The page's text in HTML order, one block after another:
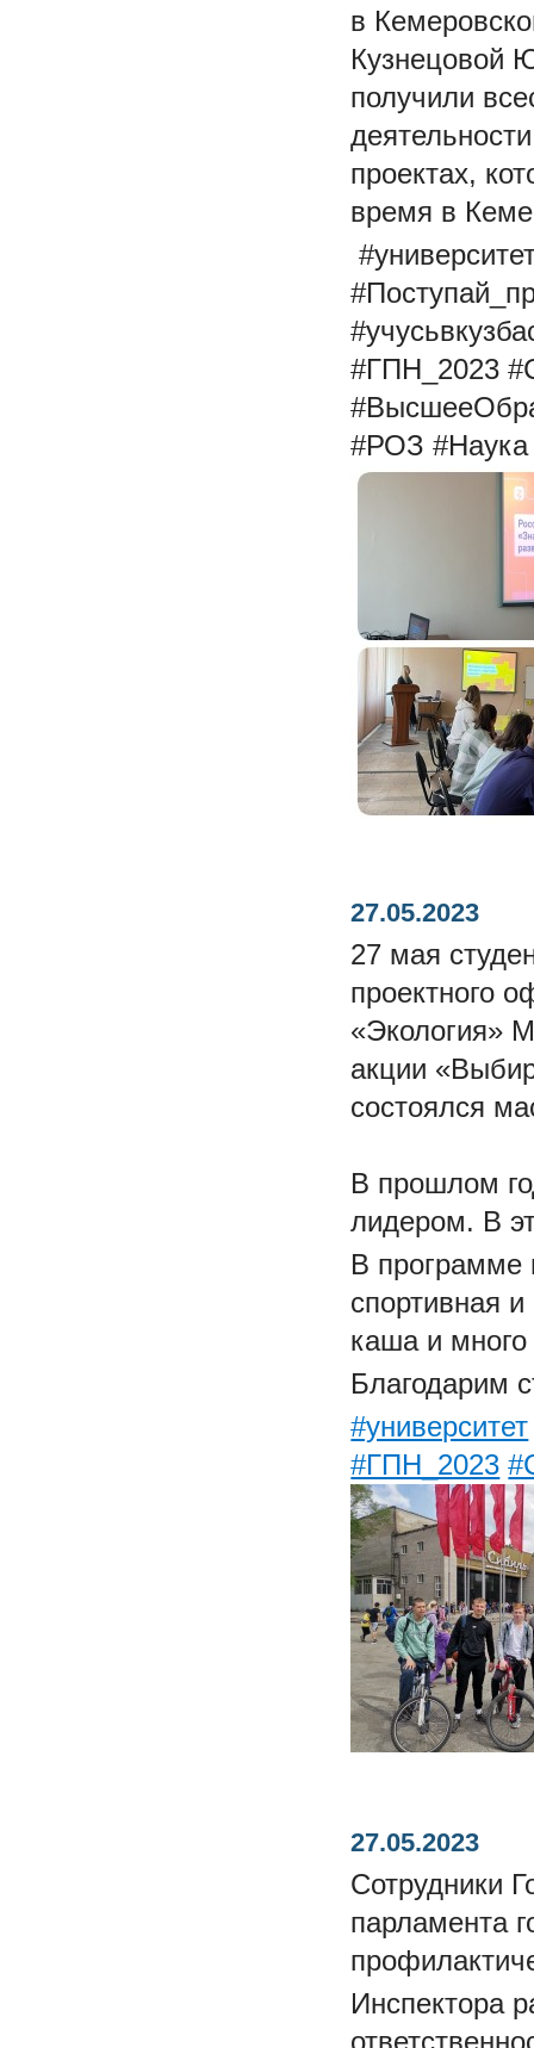
в
Кузнецовой
получили
проектах,
время в
#ГПН_2023
#РОЗ #Наука
27.05.2023
27 мая
проектного
«Экология»
акции
состоялся
В прошлом
лидером. В
В программе
спортивная
каша и много
Благодарим
#университет
#ГПН_2023
27.05.2023
Сотрудники
парламента
Инспектора